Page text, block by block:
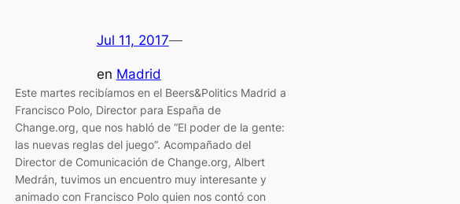
Jul 11, 2017—
en Madrid
Este martes recibíamos en el Beers&Politics Madrid a
Francisco Polo, Director para España de
Change.org, que nos habló de “El poder de la gente:
las nuevas reglas del juego”. Acompañado del
Director de Comunicación de Change.org, Albert
Medrán, tuvimos un encuentro muy interesante y
animado con Francisco Polo quien nos contó con